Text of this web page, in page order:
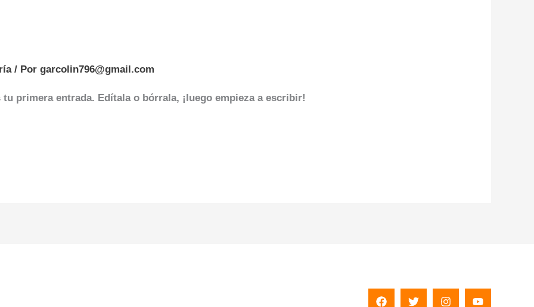
/ Porgarcolin796@gmail.com
primera entrada. Edítala o bórrala, ¡luego empieza a escribir!